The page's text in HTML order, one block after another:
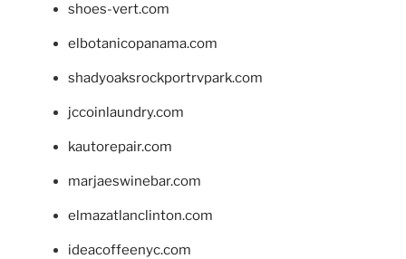
shoes-vert.com
elbotanicopanama.com
shadyoaksrockportrvpark.com
jccoinlaundry.com
kautorepair.com
marjaeswinebar.com
elmazatlanclinton.com
ideacoffeenyc.com